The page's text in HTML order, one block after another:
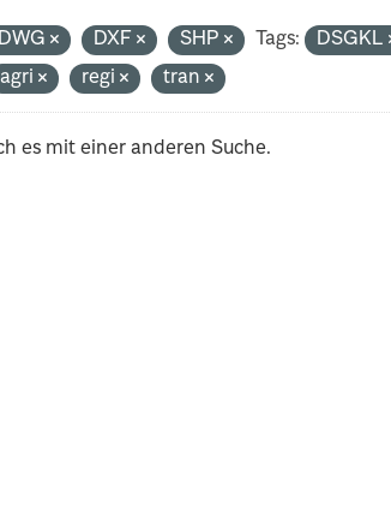
DWG DXF SHP Tags: DSGKL
agri regi tran
es mit einer anderen Suche.